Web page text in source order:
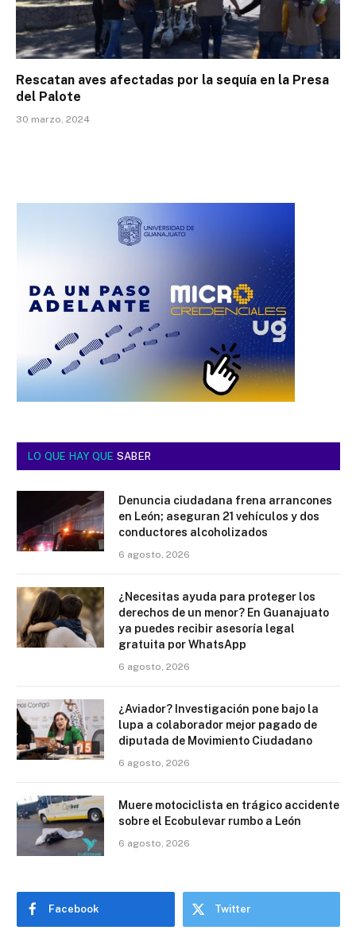
Rescatan aves afectadas por la sequía en la Presa
del Palote
30 marzo, 2024
LO QUE HAY QUE SABER
Denuncia ciudadana frena arrancones
en León; aseguran 21 vehículos y dos
conductores alcoholizados
6 agosto, 2026
¿Necesitas ayuda para proteger los
derechos de un menor? En Guanajuato
ya puedes recibir asesoría legal
gratuita por WhatsApp
6 agosto, 2026
¿Aviador? Investigación pone bajo la
lupa a colaborador mejor pagado de
diputada de Movimiento Ciudadano
6 agosto, 2026
Muere motociclista en trágico accidente
sobre el Ecobulevar rumbo a León
6 agosto, 2026
Facebook Twitter